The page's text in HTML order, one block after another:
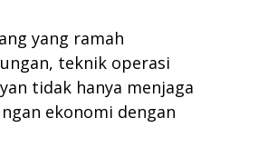
yang ramah
teknik operasi
tidak hanya menjaga
ekonomi dengan